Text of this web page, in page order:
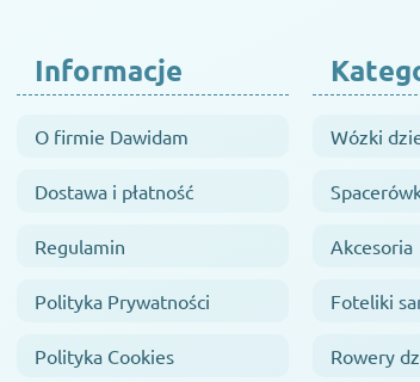
Informacje
O firmie Dawidam
Dostawa i płatność
Regulamin
Polityka Prywatności
Polityka Cookies
Wózki
Akcesoria
Foteliki
Rowery